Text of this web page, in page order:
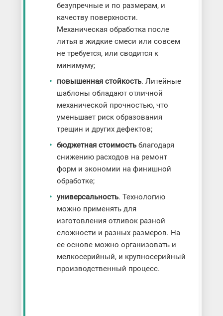
безупречные и по размерам, и
качеству поверхности.
Механическая обработка после
литья в жидкие смеси или совсем
не требуется, или сводится к
минимуму;
повышенная стойкость. Литейные
шаблоны обладают отличной
механической прочностью, что
уменьшает риск образования
трещин и других дефектов;
бюджетная стоимостьблагодаря
снижению расходов на ремонт
форм и экономии на финишной
обработке;
универсальность. Технологию
можно применять для
изготовления отливок разной
сложности и разных размеров. На
ее основе можно организовать и
мелкосерийный, и крупносерийный
производственный процесс.